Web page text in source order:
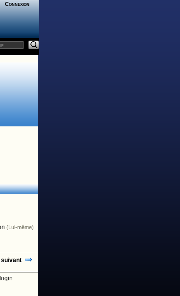
Connexion
(Lui-même)
suivant